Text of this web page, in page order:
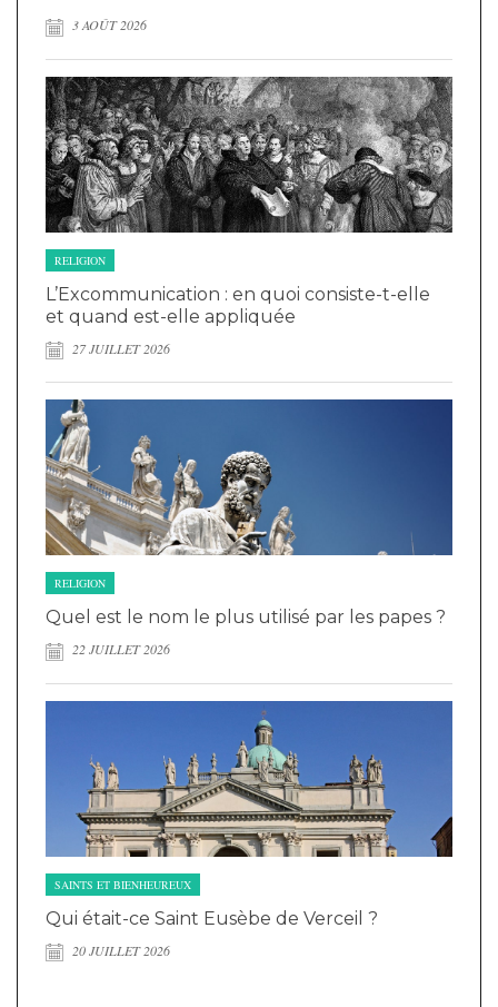
3 AOÛT 2026
RELIGION
L’Excommunication : en quoi consiste-t-elle
et quand est-elle appliquée
27 JUILLET 2026
RELIGION
Quel est le nom le plus utilisé par les papes ?
22 JUILLET 2026
SAINTS ET BIENHEUREUX
Qui était-ce Saint Eusèbe de Verceil ?
20 JUILLET 2026